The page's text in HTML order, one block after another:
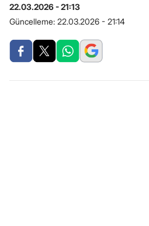
22.03.2026 - 21:13
Güncelleme: 22.03.2026 - 21:14